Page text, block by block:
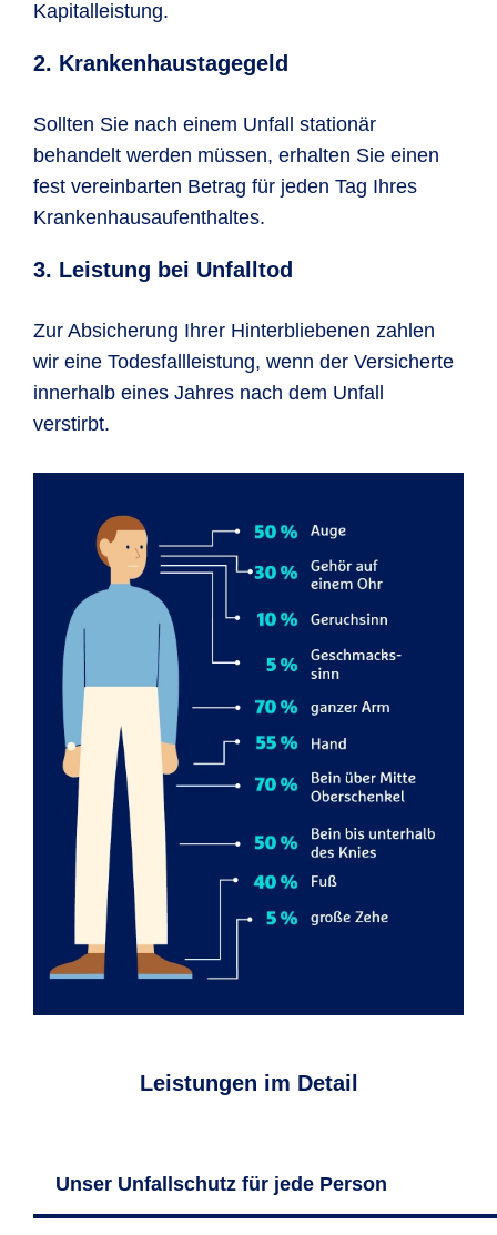
Kapitalleistung.
2. Krankenhaustagegeld
Sollten Sie nach einem Unfall stationär
behandelt werden müssen, erhalten Sie einen
fest vereinbarten Betrag für jeden Tag Ihres
Krankenhausaufenthaltes.
3. Leistung bei Unfalltod
Zur Absicherung Ihrer Hinterbliebenen zahlen
wir eine Todesfallleistung, wenn der Versicherte
innerhalb eines Jahres nach dem Unfall
verstirbt.
Leistungen im Detail
Unser Unfallschutz für jede Person